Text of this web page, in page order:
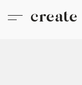
create